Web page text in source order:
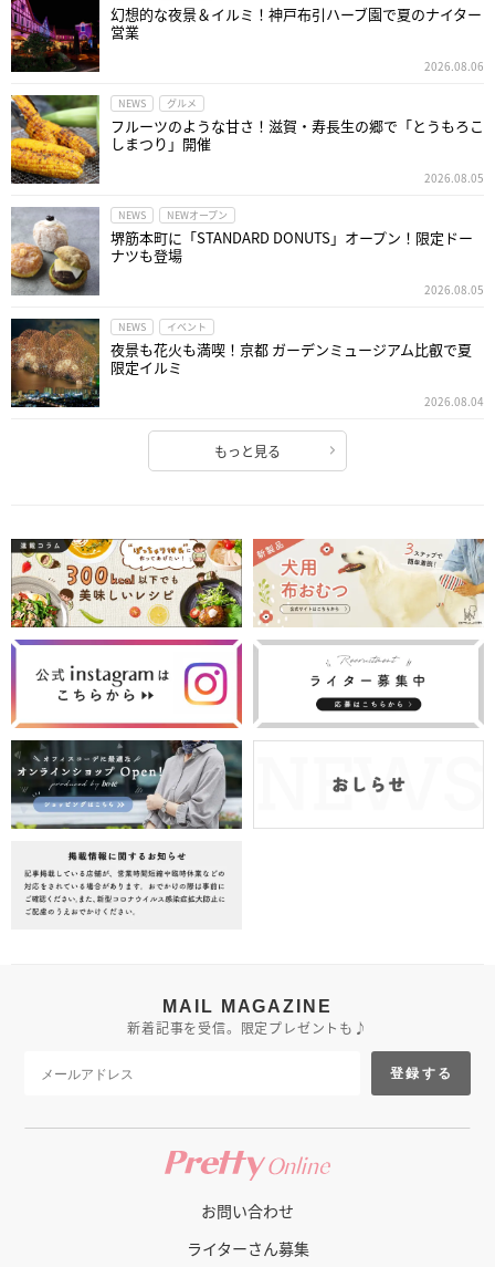
幻想的な夜景＆イルミ！神戸布引ハーブ園で夏のナイター
営業
2026.08.06
NEWS グルメ
フルーツのような甘さ！滋賀・寿長生の郷で「とうもろこ
しまつり」開催
2026.08.05
NEWS NEWオープン
堺筋本町に「STANDARD DONUTS」オープン！限定ドー
ナツも登場
2026.08.05
NEWS イベント
夜景も花火も満喫！京都 ガーデンミュージアム比叡で夏
限定イルミ
2026.08.04
もっと見る
MAIL MAGAZINE
新着記事を受信。限定プレゼントも♪
登録する
お問い合わせ
ライターさん募集